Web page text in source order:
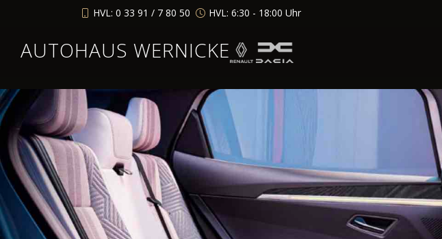
HVL: 0 33 91 / 7 80 50 HVL: 6:30 - 18:00 Uhr
AUTOHAUS WERNICKE